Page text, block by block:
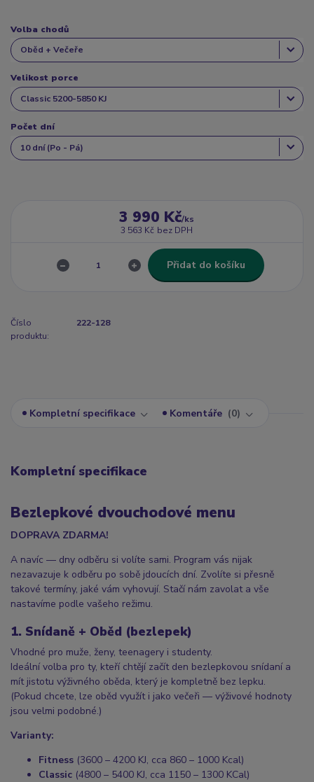
Volba chodů
Velikost porce
Počet dní
3 990 Kč/ks
3 563 Kč bez DPH
Přidat do košíku
Číslo
produktu:
222-128
Kompletní specifikace Komentáře 0
Kompletní specifikace
Bezlepkové dvouchodové menu
DOPRAVA ZDARMA!
A navíc — dny odběru si volíte sami. Program vás nijak
nezavazuje k odběru po sobě jdoucích dní. Zvolíte si přesně
takové termíny, jaké vám vyhovují. Stačí nám zavolat a vše
nastavíme podle vašeho režimu.
1. Snídaně + Oběd (bezlepek)
Vhodné pro muže, ženy, teenagery i studenty.
Ideální volba pro ty, kteří chtějí začít den bezlepkovou snídaní a
mít jistotu výživného oběda, který je kompletně bez lepku.
(Pokud chcete, lze oběd využít i jako večeři — výživové hodnoty
jsou velmi podobné.)
Varianty:
Fitness (3600 – 4200 KJ, cca 860 – 1000 Kcal)
Classic (4800 – 5400 KJ, cca 1150 – 1300 KCal)